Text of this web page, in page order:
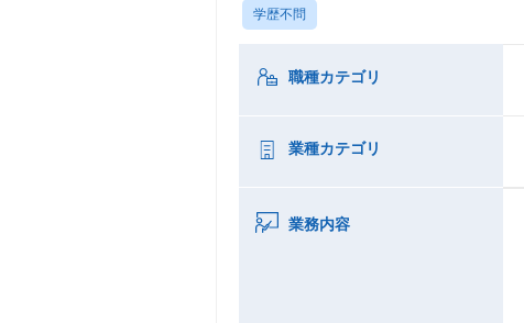
学歴不問
職種カテゴリ
業種カテゴリ
業務内容